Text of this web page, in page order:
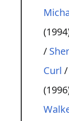
/
Curl /